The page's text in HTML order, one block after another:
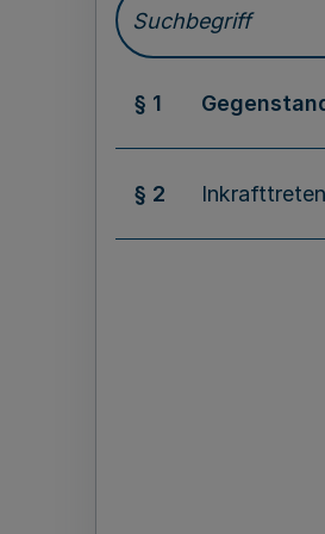
§ 1
§ 2 Inkrafttreten